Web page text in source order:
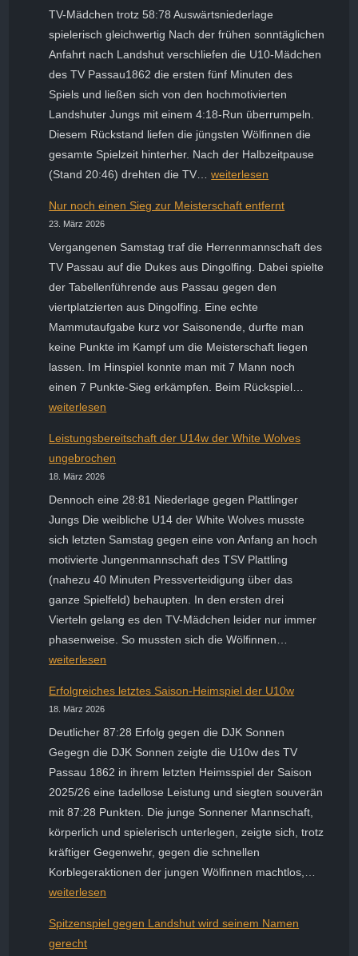
Sonnen
ins
Wanken
TV-Mädchen trotz 58:78 Auswärtsniederlage
spielerisch gleichwertig Nach der frühen sonntäglichen
Anfahrt nach Landshut verschliefen die U10-Mädchen
des TV Passau1862 die ersten fünf Minuten des
Spiels und ließen sich von den hochmotivierten
Landshuter Jungs mit einem 4:18-Run überrumpeln.
Diesem Rückstand liefen die jüngsten Wölfinnen die
gesamte Spielzeit hinterher. Nach der Halbzeitpause
(Stand 20:46) drehten die TV…U10-
in
unter
Wert
geschlagen
weiterlesen
Nur noch einen Sieg zur Meisterschaft entfernt
23. März 2026
Vergangenen Samstag traf die Herrenmannschaft des
TV Passau auf die Dukes aus Dingolfing. Dabei spielte
der Tabellenführende aus Passau gegen den
viertplatzierten aus Dingolfing. Eine echte
Mammutaufgabe kurz vor Saisonende, durfte man
keine Punkte im Kampf um die Meisterschaft liegen
lassen. Im Hinspiel konnte man mit 7 Mann noch
einen 7 Punkte-Sieg erkämpfen. Beim Rückspiel…
weiterlesen
Leistungsbereitschaft der U14w der White Wolves
ungebrochen
18. März 2026
Dennoch eine 28:81 Niederlage gegen Plattlinger
Jungs Die weibliche U14 der White Wolves musste
sich letzten Samstag gegen eine von Anfang an hoch
motivierte Jungenmannschaft des TSV Plattling
(nahezu 40 Minuten Pressverteidigung über das
ganze Spielfeld) behaupten. In den ersten drei
Vierteln gelang es den TV-Mädchen leider nur immer
phasenweise. So mussten sich die Wölfinnen…
der
ungebrochen
weiterlesen
Erfolgreiches letztes Saison-Heimspiel der U10w
18. März 2026
Deutlicher 87:28 Erfolg gegen die DJK Sonnen
Gegegn die DJK Sonnen zeigte die U10w des TV
Passau 1862 in ihrem letzten Heimsspiel der Saison
2025/26 eine tadellose Leistung und siegten souverän
mit 87:28 Punkten. Die junge Sonnener Mannschaft,
körperlich und spielerisch unterlegen, zeigte sich, trotz
kräftiger Gegenwehr, gegen die schnellen
Korblegeraktionen der jungen Wölfinnen machtlos,…
weiterlesen
Spitzenspiel gegen Landshut wird seinem Namen
gerecht